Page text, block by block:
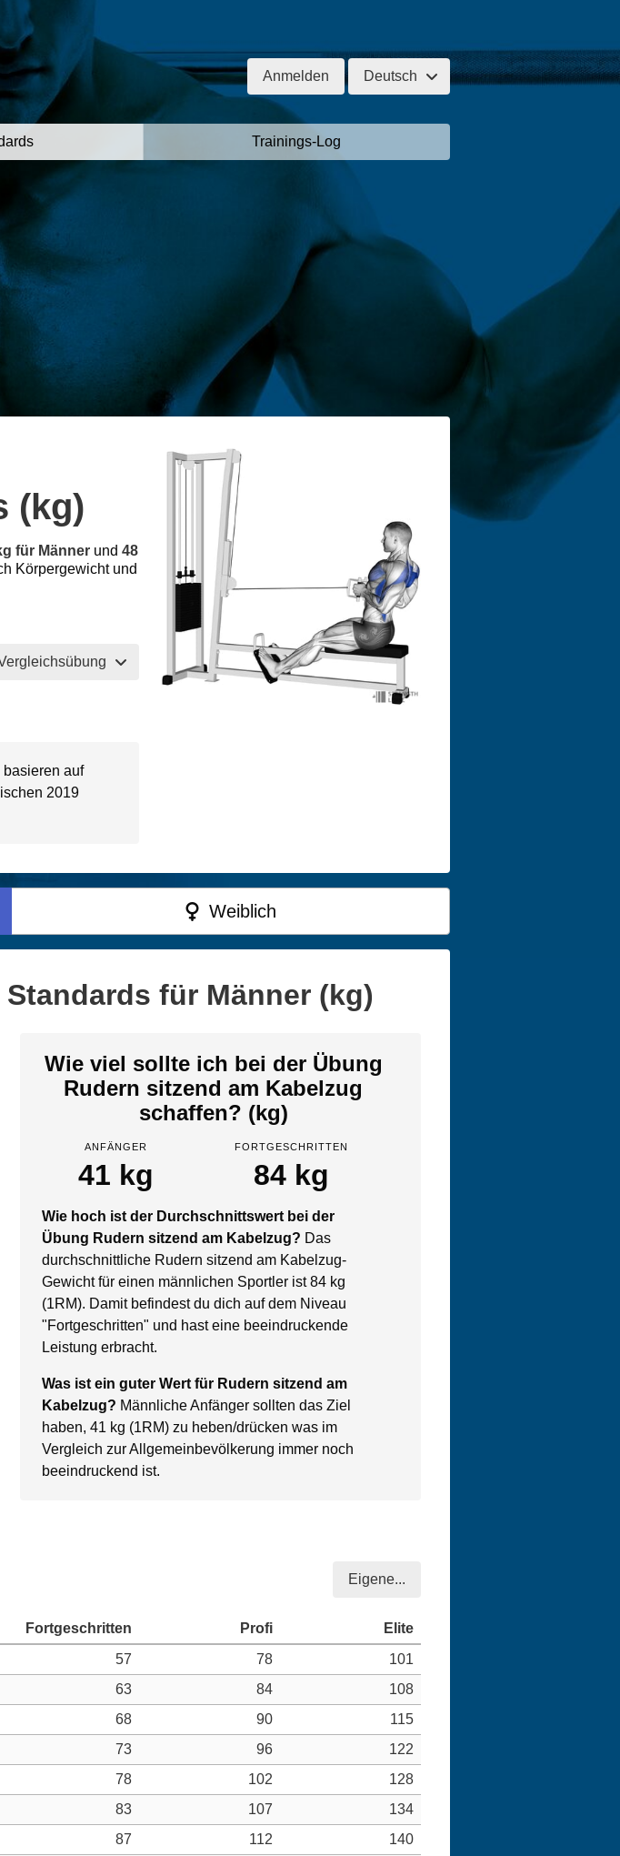
Anmelden Deutsch
Trainings-Log
(kg)
für Männer und 48
Körpergewicht und
basieren auf
2019
Weiblich
für Männer (kg)
Wie viel sollte ich bei der Übung
Rudern sitzend am Kabelzug
schaffen? (kg)
ANFÄNGER
41 kg
FORTGESCHRITTEN
84 kg
Wie hoch ist der Durchschnittswert bei der
Übung Rudern sitzend am Kabelzug? Das
durchschnittliche Rudern sitzend am Kabelzug-
Gewicht für einen männlichen Sportler ist 84 kg
(1RM). Damit befindest du dich auf dem Niveau
"Fortgeschritten" und hast eine beeindruckende
Leistung erbracht.
Was ist ein guter Wert für Rudern sitzend am
Kabelzug? Männliche Anfänger sollten das Ziel
haben, 41 kg (1RM) zu heben/drücken was im
Vergleich zur Allgemeinbevölkerung immer noch
beeindruckend ist.
Eigene...
57 78
101
63 84
108
68 90
115
73 96
122
78 102
128
83 107
134
87 112
140